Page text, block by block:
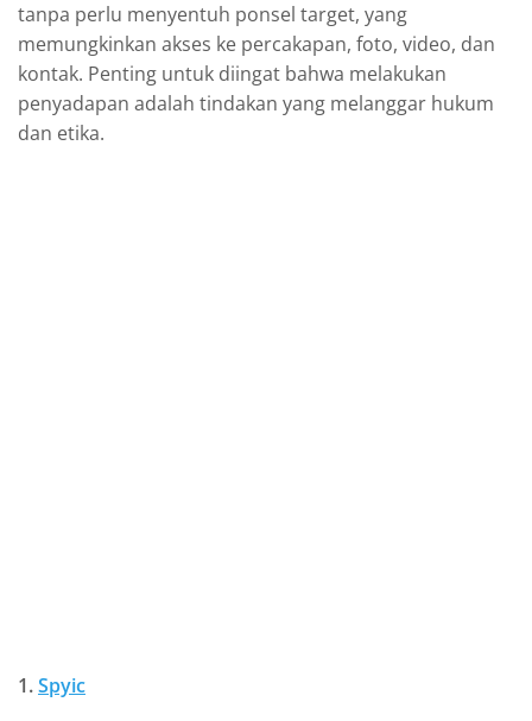
tanpa perlu menyentuh ponsel target, yang
memungkinkan akses ke percakapan, foto, video, dan
kontak. Penting untuk diingat bahwa melakukan
penyadapan adalah tindakan yang melanggar hukum
dan etika.
1.Spyic